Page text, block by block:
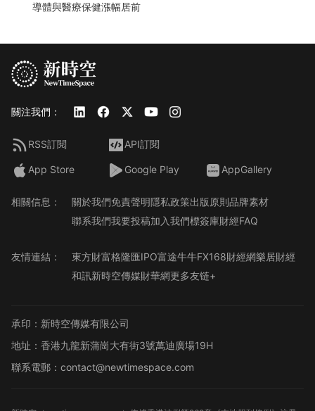
導體與醫療保健漲幅居前
關注我們：
RSS訂閱 API訂閱
App Store Google Play AppGallery
相關信息： 關於我們免責聲明隱私政策出版原則品牌素材
聯系我們我要投稿加入我們標簽庫財經FAQ
友情連結： 東方財富格隆匯IPO富途牛牛FX168財經網樂居財經
和訊新時空傳媒財華網更多友链+
承印：新時空傳媒有限公司
地址：香港九龍新蒲崗大有街3號萬迪廣場19H
聯系電郵：contact@newtimespace.com